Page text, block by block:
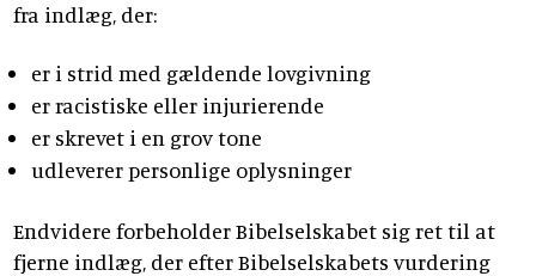
fra indlæg, der:
er i strid med gældende lovgivning
er racistiske eller injurierende
er skrevet i en grov tone
udleverer personlige oplysninger
Endvidere forbeholder Bibelselskabet sig ret til at
fjerne indlæg, der efter Bibelselskabets vurdering